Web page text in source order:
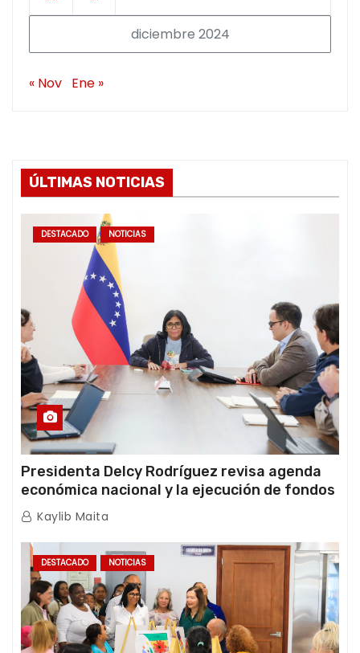
diciembre 2024
« Nov Ene »
ÚLTIMAS NOTICIAS
DESTACADO NOTICIAS
Presidenta Delcy Rodríguez revisa agenda
económica nacional y la ejecución de fondos
de emergencia post-sismos
Kaylib Maita
DESTACADO NOTICIAS